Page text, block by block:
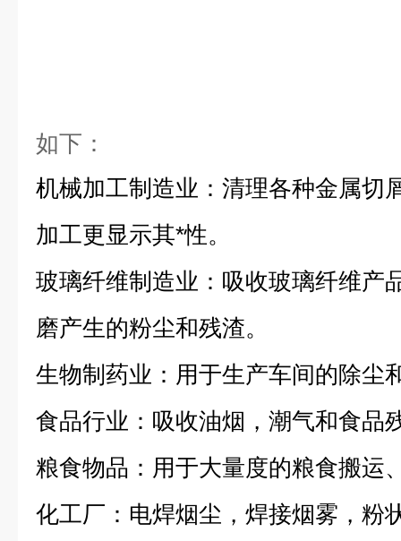
如下：
机械加工制造业：清理各种金属切
加工更显示其*性。
玻璃纤维制造业：吸收玻璃纤维产
磨产生的粉尘和残渣。
生物制药业：用于生产车间的除尘
食品行业：吸收油烟，潮气和食品
粮食物品：用于大量度的粮食搬运
化工厂：电焊烟尘，焊接烟雾，粉